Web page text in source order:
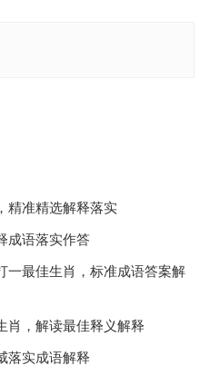
精准精选解释落实
成语落实作答
一最佳生肖，标准成语答案解
肖，解读最佳释义解释
落实成语解释